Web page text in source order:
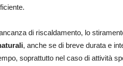
di riscaldamento, lo
, anche se di breve durata e
soprattutto nel caso di attività